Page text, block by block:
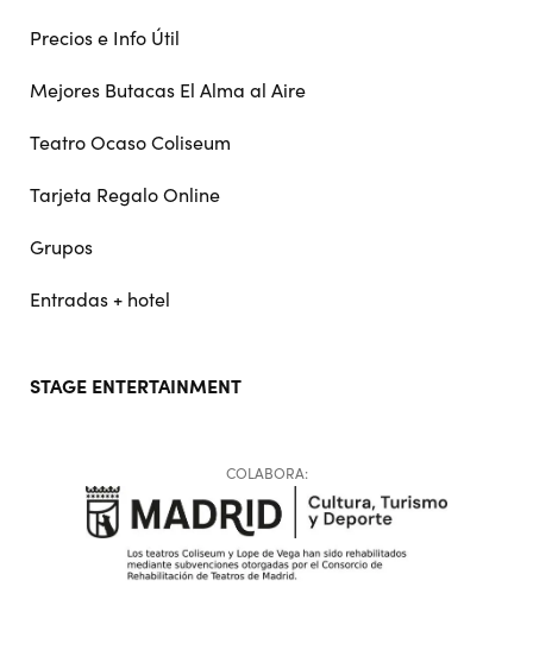
Precios e Info Útil
Mejores Butacas El Alma al Aire
Teatro Ocaso Coliseum
Tarjeta Regalo Online
Grupos
Entradas + hotel
STAGE ENTERTAINMENT
COLABORA: